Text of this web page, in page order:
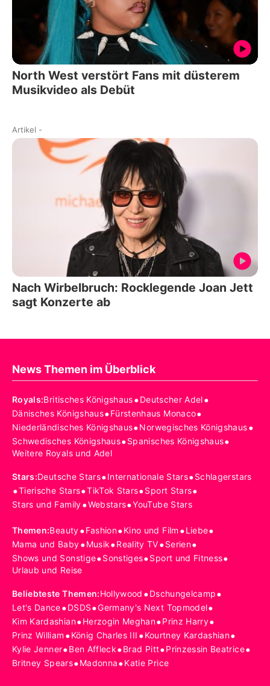
North West verstört Fans mit düsterem
Musikvideo als Debüt
Artikel -
Nach Wirbelbruch: Rocklegende Joan Jett
sagt Konzerte ab
News Themen im Überblick
Royals:Britisches Königshaus•Deutscher Adel•
Dänisches Königshaus•Fürstenhaus Monaco•
Niederländisches Königshaus•Norwegisches Königshaus•
Schwedisches Königshaus•Spanisches Königshaus•
Weitere Royals und Adel
Stars:Deutsche Stars•Internationale Stars•Schlagerstars
•Tierische Stars•TikTok Stars•Sport Stars•
Stars und Family•Webstars•YouTube Stars
Themen:Beauty•Fashion•Kino und Film •Liebe•
Mama und Baby•Musik•Reality TV•Serien•
Shows und Sonstige•Sonstiges•Sport und Fitness•
Urlaub und Reise
Beliebteste Themen:Hollywood •Dschungelcamp•
Let's Dance•DSDS•Germany's Next Topmodel•
Kim Kardashian•Herzogin Meghan•Prinz Harry•
Prinz William •König Charles III •Kourtney Kardashian•
Kylie Jenner•Ben Affleck•Brad Pitt•Prinzessin Beatrice•
Britney Spears•Madonna•Katie Price